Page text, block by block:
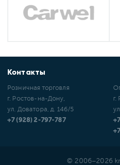
Контакты
Розничная торговля
г. Ростов-на-Дону,
ул. Доватора, д. 146/5
+7 (928) 2-797-787
г.
© 2006–2026